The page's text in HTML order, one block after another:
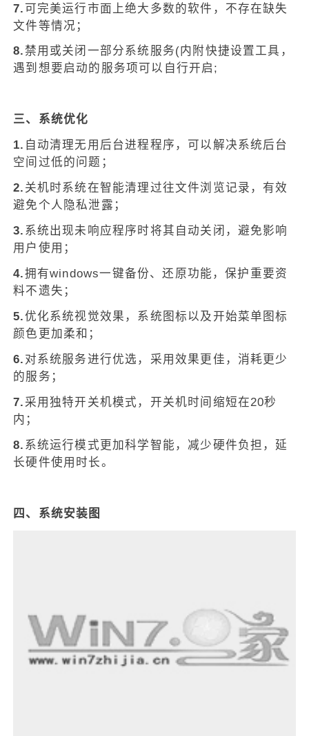
7. 可完美运行市面上绝大多数的软件，不存在缺失
文件等情况；
8. 禁用或关闭一部分系统服务(内附快捷设置工具，
遇到想要启动的服务项可以自行开启;
三、系统优化
1. 自动清理无用后台进程程序，可以解决系统后台
空间过低的问题；
2. 关机时系统在智能清理过往文件浏览记录，有效
避免个人隐私泄露；
3. 系统出现未响应程序时将其自动关闭，避免影响
用户使用；
4.拥有windows一键备份、还原功能，保护重要资
料不遗失；
5.优化系统视觉效果，系统图标以及开始菜单图标
颜色更加柔和；
6. 对系统服务进行优选，采用效果更佳，消耗更少
的服务；
7. 采用独特开关机模式，开关机时间缩短在20秒
内；
8. 系统运行模式更加科学智能，减少硬件负担，延
长硬件使用时长。
四、系统安装图